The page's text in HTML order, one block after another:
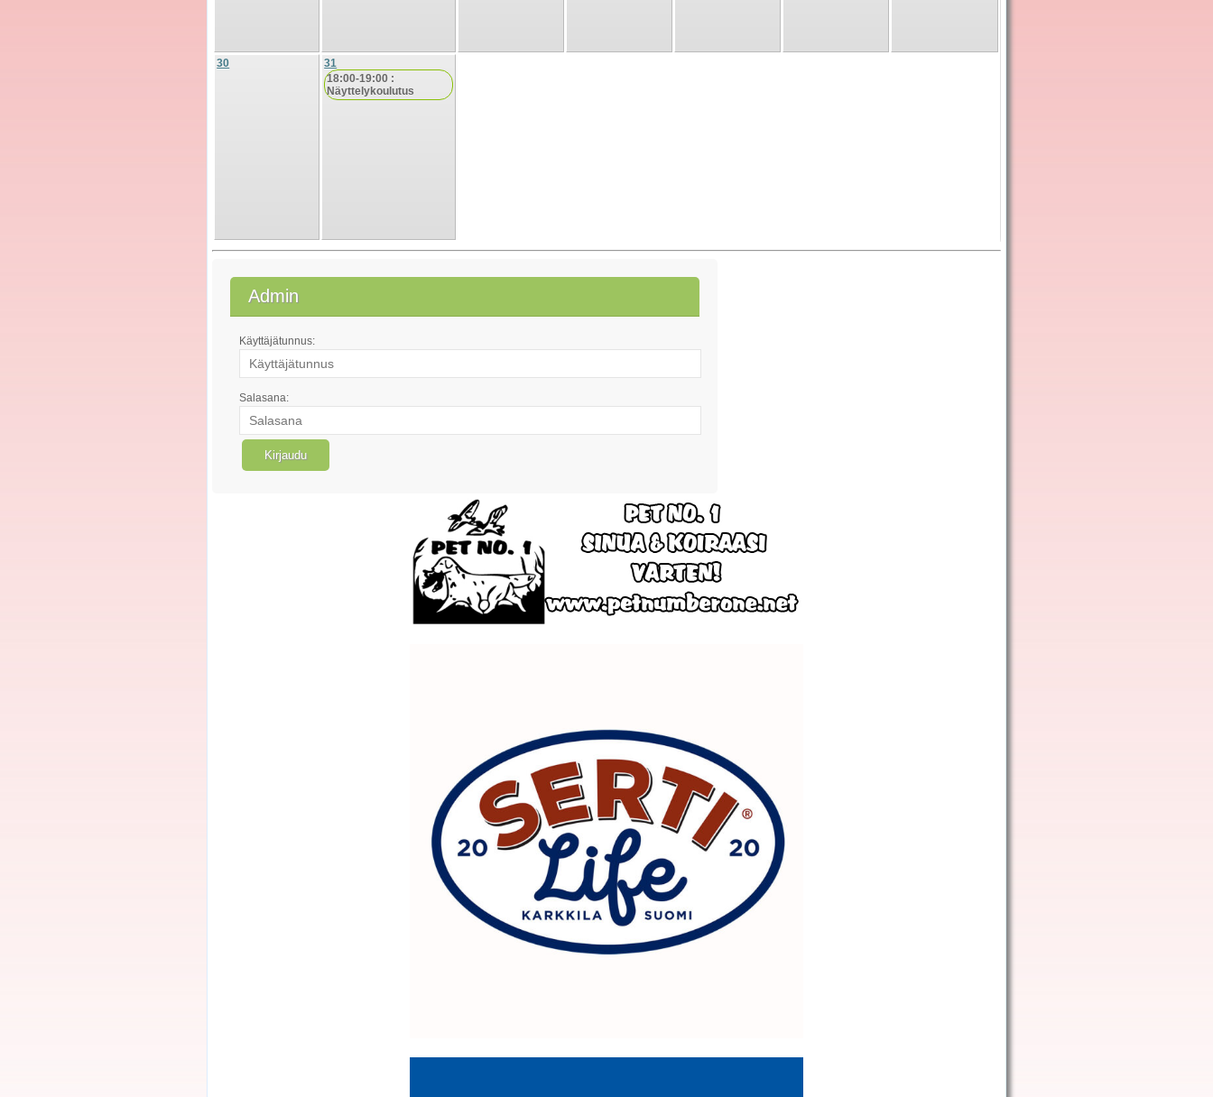
30
31
18:00-19:00 :
Näyttelykoulutus
Admin
Käyttäjätunnus:
Salasana: